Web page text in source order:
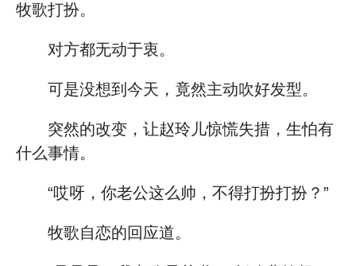
牧歌打扮。
对方都无动于衷。
可是没想到今天，竟然主动吹好发型。
突然的改变，让赵玲儿惊慌失措，生怕有
什么事情。
“哎呀，你老公这么帅，不得打扮打扮？”
牧歌自恋的回应道。